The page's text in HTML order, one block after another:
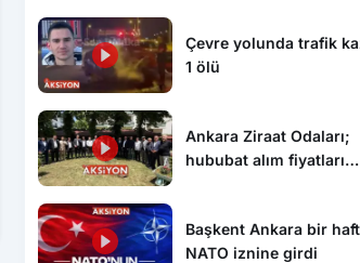
Çevre yolunda trafik
1 ölü
Ankara Ziraat Odaları;
hububat alım fiyatları
Başkent Ankara bir
NATO iznine girdi